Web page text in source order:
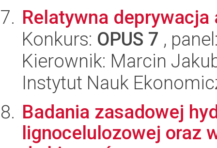
Relatywna
Konkurs: OPUS 7 ,
Kierownik: Marcin
Instytut Nauk
Badania zasadowej
lignocelulozowej oraz